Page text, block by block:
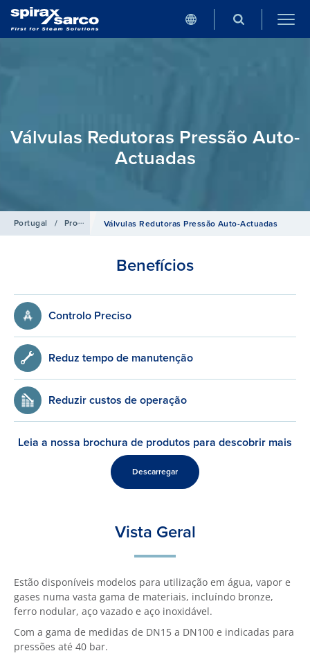
Válvulas Redutoras Pressão Auto-
Actuadas
Portugal / Produtos / Sistemas de Controlo
Válvulas Redutoras Pressão Auto-Actuadas
Benefícios
Controlo Preciso
Reduz tempo de manutenção
Reduzir custos de operação
Leia a nossa brochura de produtos para descobrir mais
Descarregar
Vista Geral
Estão disponíveis modelos para utilização em água, vapor e
gases numa vasta gama de materiais, incluíndo bronze,
ferro nodular, aço vazado e aço inoxidável.
Com a gama de medidas de DN15 a DN100 e indicadas para
pressões até 40 bar.